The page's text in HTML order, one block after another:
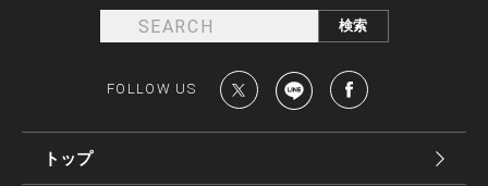
FOLLOW US
トップ